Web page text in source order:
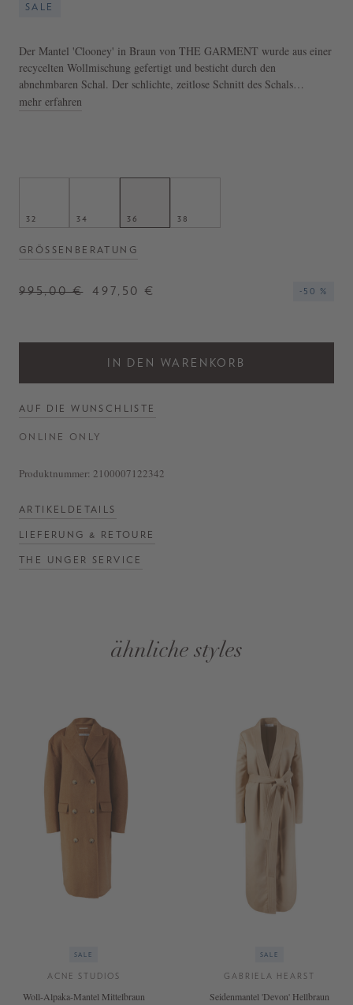
SALE
Der Mantel 'Clooney' in Braun von THE GARMENT wurde aus einer
recycelten Wollmischung gefertigt und besticht durch den
abnehmbaren Schal. Der schlichte, zeitlose Schnitt des Schals
ermöglicht verschiedene Tragevarianten und individuelle
- Abnehmbarer Schal
- Einreihige Knopfleiste
mehr erfahren
32 34 36 38
GRÖSSENBERATUNG
995,00 € 497,50 € -50 %
IN DEN WARENKORB
AUF DIE WUNSCHLISTE
ONLINE ONLY
Produktnummer: 2100007122342
ARTIKELDETAILS
LIEFERUNG & RETOURE
THE UNGER SERVICE
ähnliche styles
SALE
ACNE STUDIOS
Woll-Alpaka-Mantel Mittelbraun
SALE
GABRIELA HEARST
Seidenmantel 'Devon' Hellbraun